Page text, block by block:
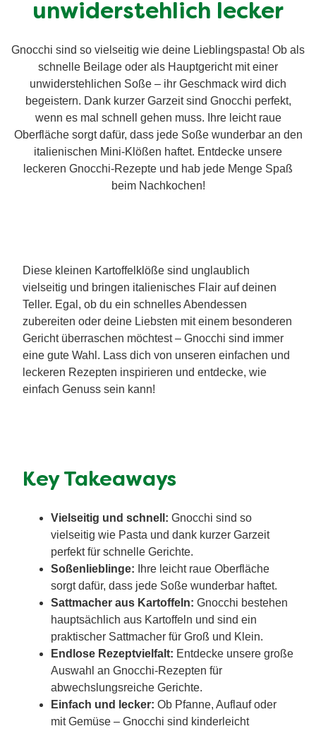
unwiderstehlich lecker
Gnocchi sind so vielseitig wie deine Lieblingspasta! Ob als
schnelle Beilage oder als Hauptgericht mit einer
unwiderstehlichen Soße – ihr Geschmack wird dich
begeistern. Dank kurzer Garzeit sind Gnocchi perfekt,
wenn es mal schnell gehen muss. Ihre leicht raue
Oberfläche sorgt dafür, dass jede Soße wunderbar an den
italienischen Mini-Klößen haftet. Entdecke unsere
leckeren Gnocchi-Rezepte und hab jede Menge Spaß
beim Nachkochen!
Diese kleinen Kartoffelklöße sind unglaublich
vielseitig und bringen italienisches Flair auf deinen
Teller. Egal, ob du ein schnelles Abendessen
zubereiten oder deine Liebsten mit einem besonderen
Gericht überraschen möchtest – Gnocchi sind immer
eine gute Wahl. Lass dich von unseren einfachen und
leckeren Rezepten inspirieren und entdecke, wie
einfach Genuss sein kann!
Key Takeaways
Vielseitig und schnell: Gnocchi sind so
vielseitig wie Pasta und dank kurzer Garzeit
perfekt für schnelle Gerichte.
Soßenlieblinge: Ihre leicht raue Oberfläche
sorgt dafür, dass jede Soße wunderbar haftet.
Sattmacher aus Kartoffeln: Gnocchi bestehen
hauptsächlich aus Kartoffeln und sind ein
praktischer Sattmacher für Groß und Klein.
Endlose Rezeptvielfalt: Entdecke unsere große
Auswahl an Gnocchi-Rezepten für
abwechslungsreiche Gerichte.
Einfach und lecker: Ob Pfanne, Auflauf oder
mit Gemüse – Gnocchi sind kinderleicht